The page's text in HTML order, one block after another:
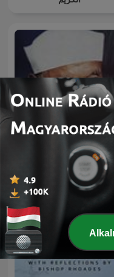
تفسير القرآن الكريم